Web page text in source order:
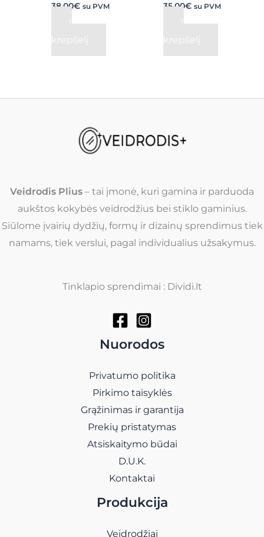
38,00€ su PVM
Į
krepšelį
35,00€ su PVM
Į
krepšelį
Veidrodis Plius – tai įmonė, kuri gamina ir parduoda
aukštos kokybės veidrodžius bei stiklo gaminius.
Siūlome įvairių dydžių, formų ir dizainų sprendimus tiek
namams, tiek verslui, pagal individualius užsakymus.
Tinklapio sprendimai : Dividi.lt
Nuorodos
Privatumo politika
Pirkimo taisyklės
Grąžinimas ir garantija
Prekių pristatymas
Atsiskaitymo būdai
D.U.K.
Kontaktai
Produkcija
Veidrodžiai